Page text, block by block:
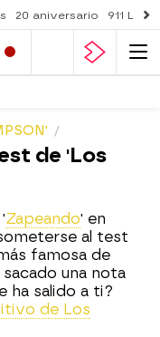
20 aniversario 911
de 'Los
Zapeando' en
al test
famosa de
una nota
ha salido a ti?
de Los